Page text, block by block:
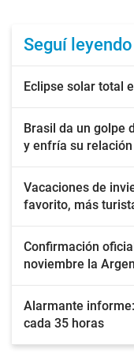
Seguí leyendo
Eclipse solar total
Brasil da un golpe
y enfría su
Vacaciones de
favorito, más
Confirmación
noviembre la
Alarmante
cada 35 horas